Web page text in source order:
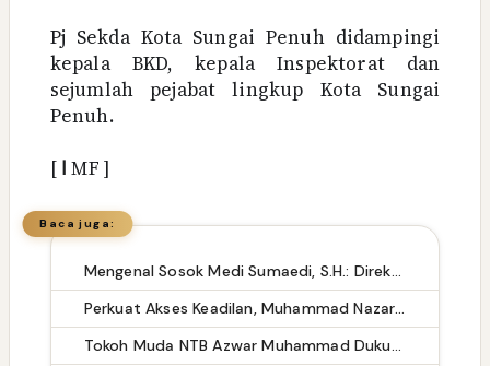
Pj Sekda Kota Sungai Penuh didampingi
kepala BKD, kepala Inspektorat dan
sejumlah pejabat lingkup Kota Sungai
Penuh.
[ ا MF ]
Baca juga:
Mengenal Sosok Medi Sumaedi, S.H.: Direktur Eksekutif KADIN Tangsel dengan Rekam Jejak Kepemimpinan Lintas Sektor
Perkuat Akses Keadilan, Muhammad Nazaruddin Resmikan Pelantikan Pengurus LBH Rakyat Indonesia
Tokoh Muda NTB Azwar Muhammad Dukung Pilkada Lewat DPRD: Tetap Demokratis dan Efisien Anggaran